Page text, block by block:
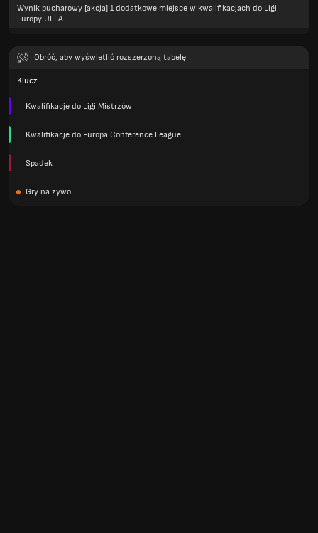
Wynik pucharowy [akcja] 1 dodatkowe miejsce w kwalifikacjach do Ligi
Europy UEFA
Obróć, aby wyświetlić rozszerzoną tabelę
Klucz
Kwalifikacje do Ligi Mistrzów
Kwalifikacje do Europa Conference League
Spadek
gry na żywo